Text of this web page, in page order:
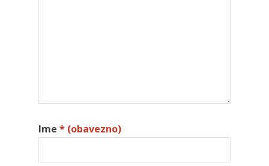
Ime * (obavezno)